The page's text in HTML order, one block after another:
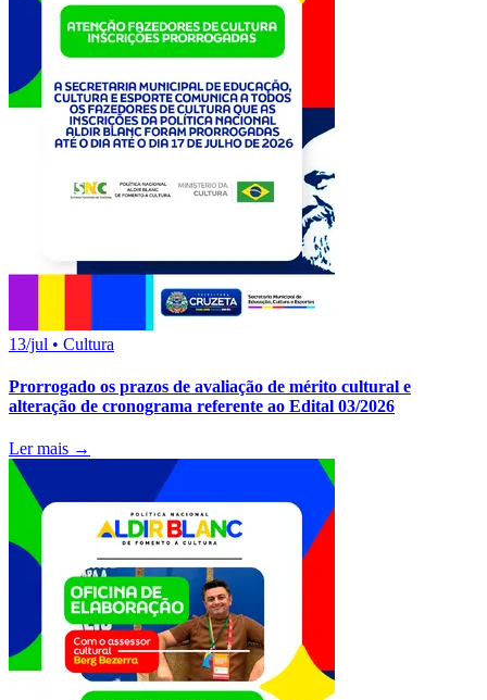
13/jul • Cultura
Prorrogado os prazos de avaliação de mérito cultural e
alteração de cronograma referente ao Edital 03/2026
Ler mais →